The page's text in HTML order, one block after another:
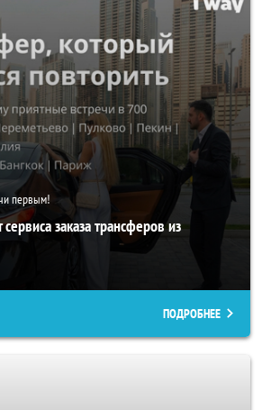
первым!
заказа трансферов из
ПОДРОБНЕЕ